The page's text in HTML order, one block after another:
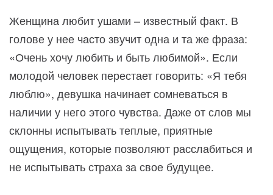
Женщина любит ушами – известный факт. В
голове у нее часто звучит одна и та же фраза:
«Очень хочу любить и быть любимой». Если
молодой человек перестает говорить: «Я тебя
люблю», девушка начинает сомневаться в
наличии у него этого чувства. Даже от слов мы
склонны испытывать теплые, приятные
ощущения, которые позволяют расслабиться и
не испытывать страха за свое будущее.